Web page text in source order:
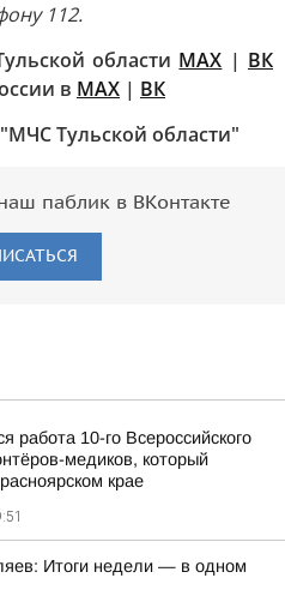
112.
области MAX | ВК
в MAX | ВК
Тульской области"
паблик в ВКонтакте
работа 10-го Всероссийского
медиков, который
крае
Итоги недели — в одном